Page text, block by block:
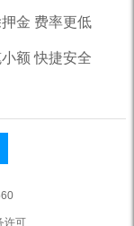
金 费率更低
额 快捷安全
许可